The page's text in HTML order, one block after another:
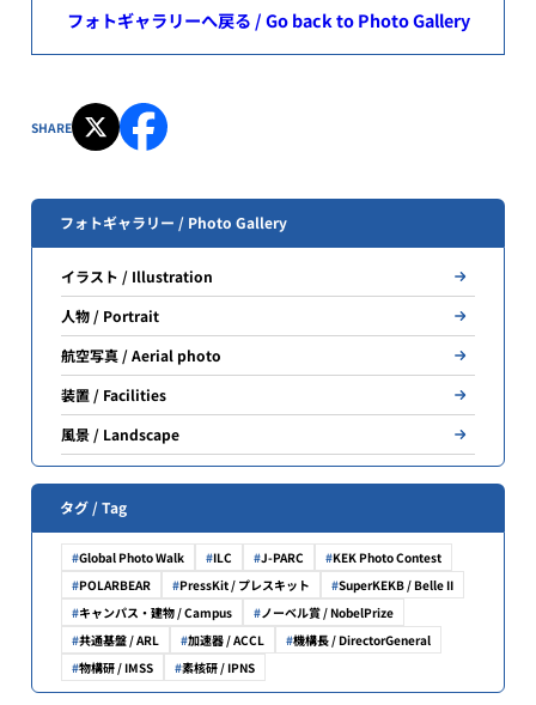
フォトギャラリーへ戻る / Go back to Photo Gallery
SHARE
フォトギャラリー / Photo Gallery
イラスト / Illustration
人物 / Portrait
航空写真 / Aerial photo
装置 / Facilities
風景 / Landscape
タグ / Tag
Global Photo Walk ILC J-PARC
KEK Photo Contest
POLARBEAR
PressKit / プレスキット
SuperKEKB / Belle II
キャンパス・建物 / Campus
ノーベル賞 / NobelPrize
共通基盤 / ARL
加速器 / ACCL
機構長 / DirectorGeneral
物構研 / IMSS
素核研 / IPNS